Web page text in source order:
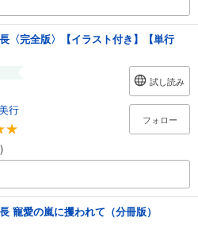
〈完全版〉【イラスト付き】【単行
行
試し読み
フォロー
寵愛の嵐に攫われて（分冊版）